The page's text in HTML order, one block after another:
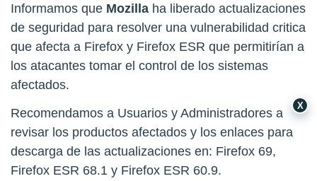
Informamos que Mozilla ha liberado actualizaciones
de seguridad para resolver una vulnerabilidad critica
que afecta a Firefox y Firefox ESR que permitirían a
los atacantes tomar el control de los sistemas
afectados.
Recomendamos a Usuarios y Administradores a
revisar los productos afectados y los enlaces para
descarga de las actualizaciones en: Firefox 69,
Firefox ESR 68.1 y Firefox ESR 60.9.
X